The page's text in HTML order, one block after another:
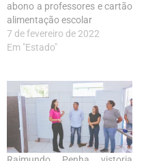
abono a professores e cartão
alimentação escolar
7 de fevereiro de 2022
Em "Estado"